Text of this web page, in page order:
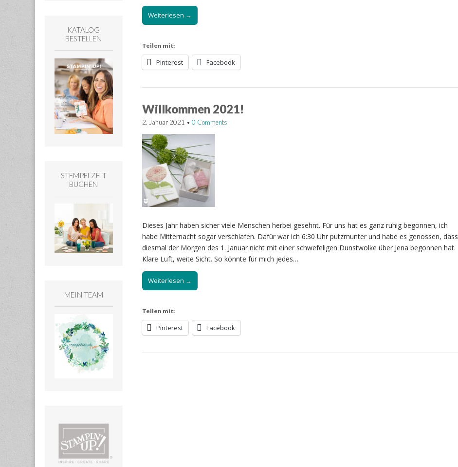
Weiterlesen →
Teilen mit:
Pinterest Facebook
Willkommen 2021!
2. Januar 2021 • 0 Comments
Dieses Jahr haben sicher viele Menschen herbei gesehnt. Für uns hat es ganz ruhig begonnen, ich
habe Mitternacht sogar verschlafen. Dafür war ich 6:30 Uhr putzmunter und habe es genossen, dass
diesmal der Morgen des 1. Januar nicht mit einer schwefeligen Dunstwolke über Jena begonnen hat.
Klare Luft, weite Sicht. So könnte für mich jedes…
Weiterlesen →
Teilen mit:
Pinterest Facebook
KATALOG
BESTELLEN
STEMPELZEIT
BUCHEN
MEIN TEAM